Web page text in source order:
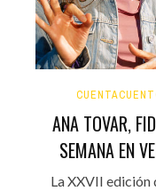
ANA TOVAR,
SEMANA EN
La XXVII edición